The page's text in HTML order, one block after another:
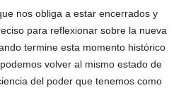
nos obliga a estar encerrados y
para reflexionar sobre la nueva
termine esta momento histórico
volver al mismo estado de
del poder que tenemos como